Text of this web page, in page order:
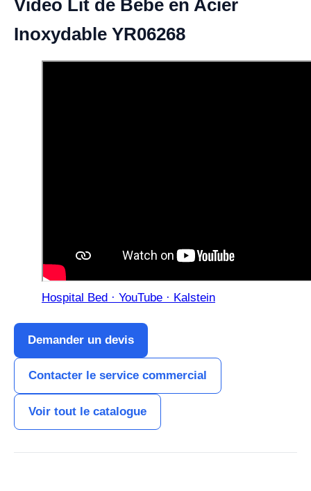
Vidéo Lit de Bébé en Acier
Inoxydable YR06268
Hospital Bed · YouTube · Kalstein
Demander un devis
Contacter le service commercial
Voir tout le catalogue